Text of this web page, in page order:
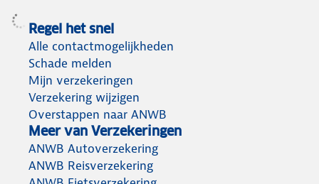
Regel het snel
Alle contactmogelijkheden
Schade melden
Mijn verzekeringen
Verzekering wijzigen
Overstappen naar ANWB
Meer van Verzekeringen
ANWB Autoverzekering
ANWB Reisverzekering